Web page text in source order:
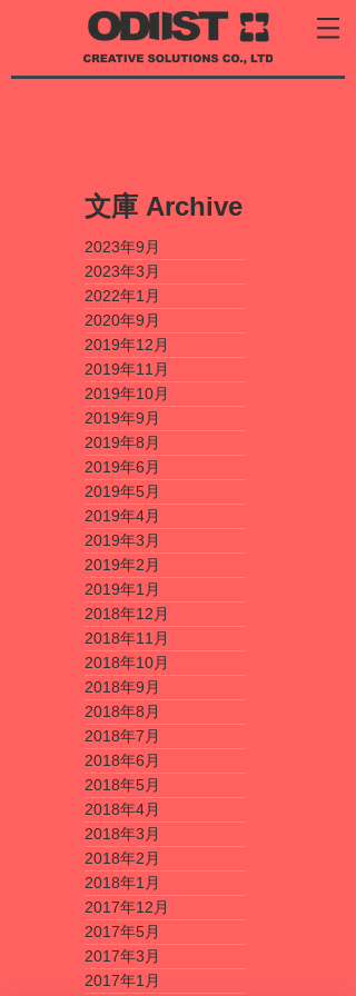
​文庫 Archive
2023年9月
2023年3月
2022年1月
2020年9月
2019年12月
2019年11月
2019年10月
2019年9月
2019年8月
2019年6月
2019年5月
2019年4月
2019年3月
2019年2月
2019年1月
2018年12月
2018年11月
2018年10月
2018年9月
2018年8月
2018年7月
2018年6月
2018年5月
2018年4月
2018年3月
2018年2月
2018年1月
2017年12月
2017年5月
2017年3月
2017年1月